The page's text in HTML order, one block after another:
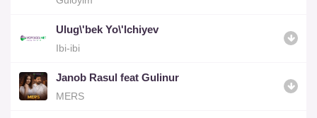
Ulug\'bek Yo\'lchiyev
Ibi-ibi
Janob Rasul feat Gulinur
MERS